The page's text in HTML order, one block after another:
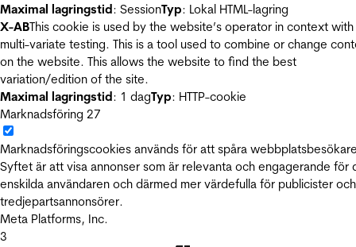
Maximal lagringstid: SessionTyp: Lokal HTML-lagring
X-ABThis cookie is used by the website’s operator in context with
multi-variate testing. This is a tool used to combine or change
on the website. This allows the website to find the best
variation/edition of the site.
Maximal lagringstid: 1 dagTyp: HTTP-cookie
Marknadsföring 27
Marknadsföringscookies används för att spåra
Syftet är att visa annonser som är relevanta och engagerande för
enskilda användaren och därmed mer värdefulla för publicister och
tredjepartsannonsörer.
Meta Platforms, Inc.
3